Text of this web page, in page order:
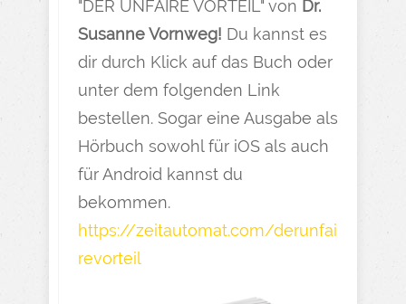
"DER UNFAIRE VORTEIL" von Dr.
Susanne Vornweg! Du kannst es
dir durch Klick auf das Buch oder
unter dem folgenden Link
bestellen. Sogar eine Ausgabe als
Hörbuch sowohl für iOS als auch
für Android kannst du
bekommen.
https://zeitautomat.com/derunfai
revorteil